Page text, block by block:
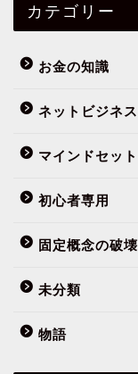
カテゴリー
お金の知識
ネットビジネス
マインドセット
初心者専用
固定概念の破壊
未分類
物語